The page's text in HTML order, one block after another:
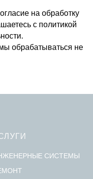
на обработку
c политикой
обрабатываться не
СИСТЕМЫ